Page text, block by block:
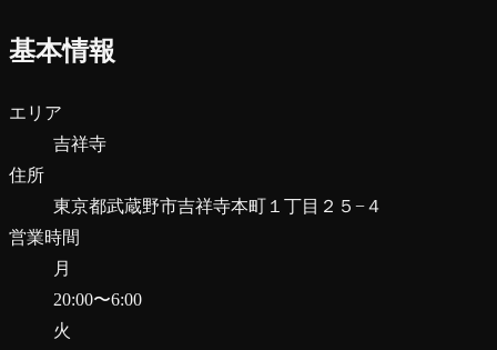
基本情報
エリア
吉祥寺
住所
東京都武蔵野市吉祥寺本町１丁目２５−４
営業時間
月
20:00〜6:00
火